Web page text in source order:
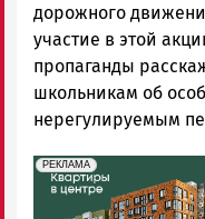
дорожного
участие в этой
пропаганды
школьникам об
нерегулируемым
erid: 2SDnjdeSPnB
РЕКЛАМА
Реклама